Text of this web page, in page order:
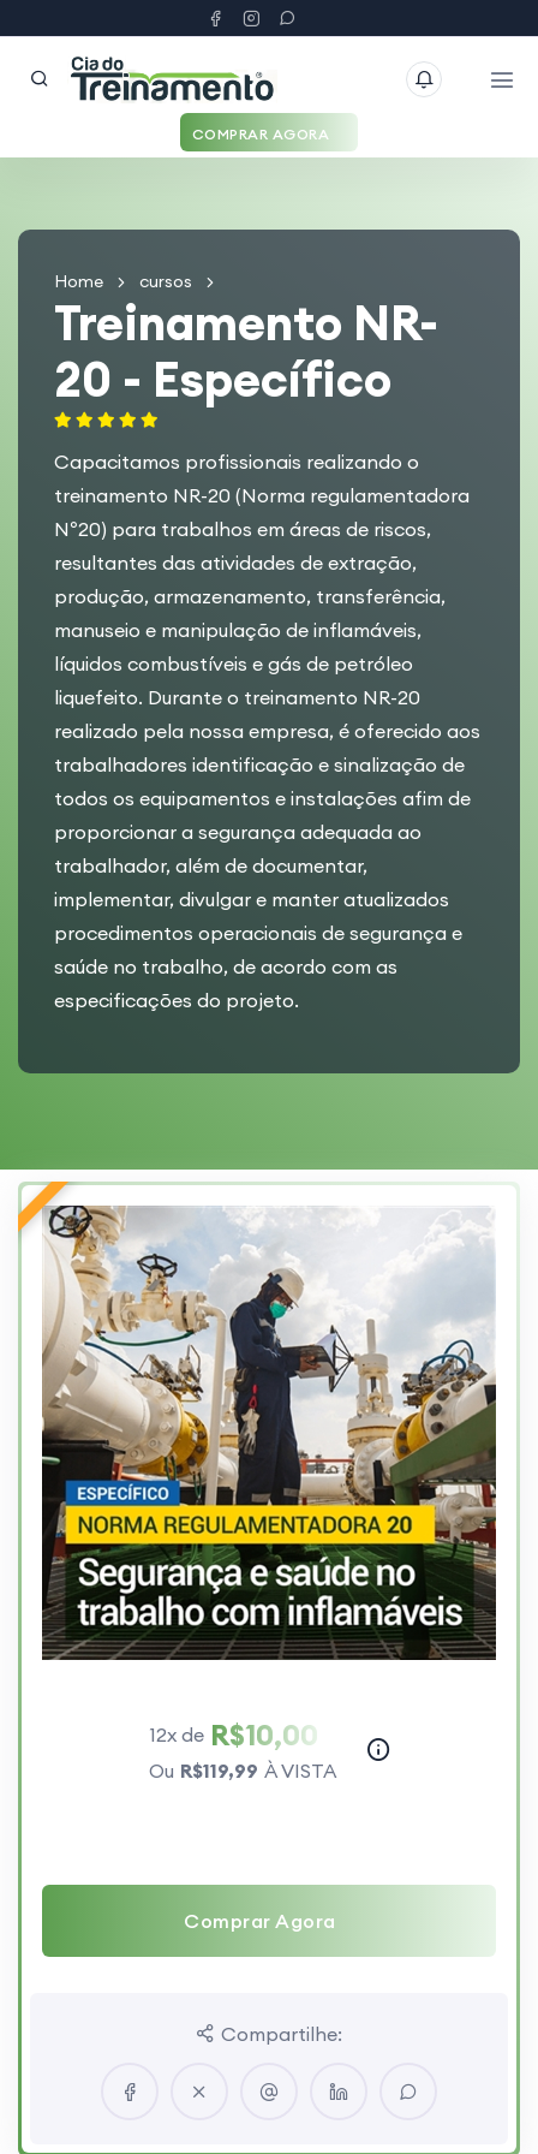
COMPRAR AGORA
Home cursos
Treinamento NR-
20 - Específico
Capacitamos profissionais realizando o
treinamento NR-20 (Norma regulamentadora
Nº20) para trabalhos em áreas de riscos,
resultantes das atividades de extração,
produção, armazenamento, transferência,
manuseio e manipulação de inflamáveis,
líquidos combustíveis e gás de petróleo
liquefeito. Durante o treinamento NR-20
realizado pela nossa empresa, é oferecido aos
trabalhadores identificação e sinalização de
todos os equipamentos e instalações afim de
proporcionar a segurança adequada ao
trabalhador, além de documentar,
implementar, divulgar e manter atualizados
procedimentos operacionais de segurança e
saúde no trabalho, de acordo com as
especificações do projeto.
12x de R$10,00
Ou R$119,99 À VISTA
Comprar Agora
Compartilhe: